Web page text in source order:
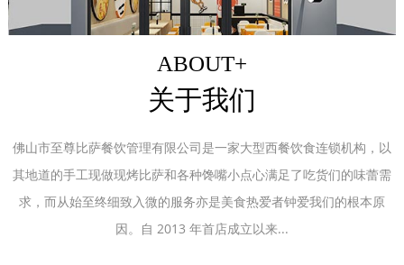
ABOUT+
关于我们
佛山市至尊比萨餐饮管理有限公司是一家大型西餐饮食连锁机构，以
其地道的手工现做现烤比萨和各种馋嘴小点心满足了吃货们的味蕾需
求，而从始至终细致入微的服务亦是美食热爱者钟爱我们的根本原
因。自 2013 年首店成立以来...